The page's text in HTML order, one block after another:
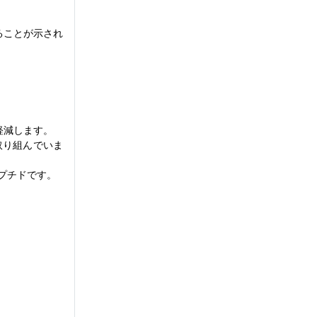
とが示され
します。
組んでいま
ドです。